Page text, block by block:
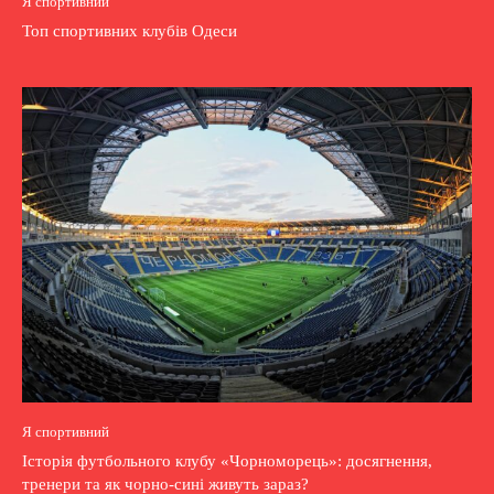
Топ спортивних клубів Одеси
Я спортивний
Історія футбольного клубу «Чорноморець»: досягнення,
тренери та як чорно-сині живуть зараз?